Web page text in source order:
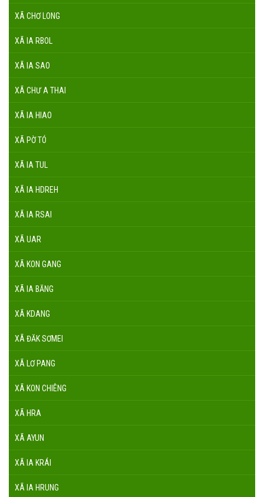
XÃ CHƠ LONG
XÃ IA RBOL
XÃ IA SAO
XÃ CHƯ A THAI
XÃ IA HIAO
XÃ PỜ TÓ
XÃ IA TUL
XÃ IA HDREH
XÃ IA RSAI
XÃ UAR
XÃ KON GANG
XÃ IA BĂNG
XÃ KDANG
XÃ ĐĂK SƠMEI
XÃ LƠ PANG
XÃ KON CHIÊNG
XÃ HRA
XÃ AYUN
XÃ IA KRÁI
XÃ IA HRUNG